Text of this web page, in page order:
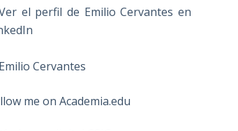
me on Academia.edu